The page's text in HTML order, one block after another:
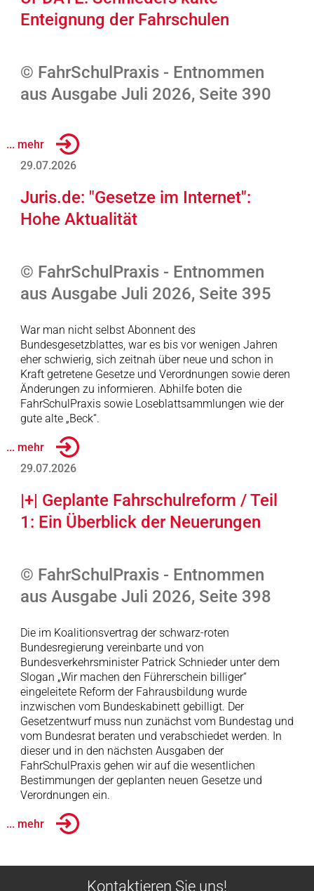
Enteignung der Fahrschulen
© FahrSchulPraxis - Entnommen
aus Ausgabe Juli 2026, Seite 390
... mehr
29.07.2026
Juris.de: "Gesetze im Internet":
Hohe Aktualität
© FahrSchulPraxis - Entnommen
aus Ausgabe Juli 2026, Seite 395
War man nicht selbst Abonnent des
Bundesgesetzblattes, war es bis vor wenigen Jahren
eher schwierig, sich zeitnah über neue und schon in
Kraft getretene Gesetze und Verordnungen sowie deren
Änderungen zu informieren. Abhilfe boten die
FahrSchulPraxis sowie Loseblattsammlungen wie der
gute alte „Beck“.
... mehr
29.07.2026
|+| Geplante Fahrschulreform / Teil
1: Ein Überblick der Neuerungen
© FahrSchulPraxis - Entnommen
aus Ausgabe Juli 2026, Seite 398
Die im Koalitionsvertrag der schwarz-roten
Bundesregierung vereinbarte und von
Bundesverkehrsminister Patrick Schnieder unter dem
Slogan „Wir machen den Führerschein billiger“
eingeleitete Reform der Fahrausbildung wurde
inzwischen vom Bundeskabinett gebilligt. Der
Gesetzentwurf muss nun zunächst vom Bundestag und
vom Bundesrat beraten und verabschiedet werden. In
dieser und in den nächsten Ausgaben der
FahrSchulPraxis gehen wir auf die wesentlichen
Bestimmungen der geplanten neuen Gesetze und
Verordnungen ein.
... mehr
Kontaktieren Sie uns!